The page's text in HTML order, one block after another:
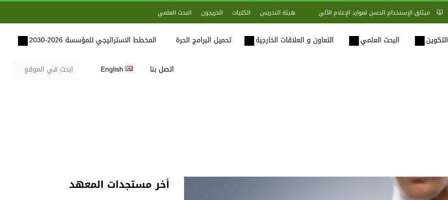
ميثاق الإستخدام الحسن لموارد الإعلام الآلي هيئة التدريس الكليات الخريجون البحث العلمي
التكوين البحث العلمي التعاون و العلاقات الخارجية تحميل البرامج الحرة المخطط الاستراتيجي للمؤسسة 2026-2030
اتصل بنا English
أخر مستجدات المعهد